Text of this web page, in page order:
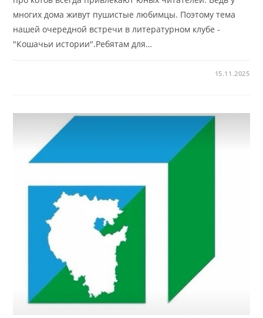
многих дома живут пушистые любимцы. Поэтому тема
нашей очередной встречи в литературном клубе -
"Кошачьи истории".Ребятам для…
15.11.2025